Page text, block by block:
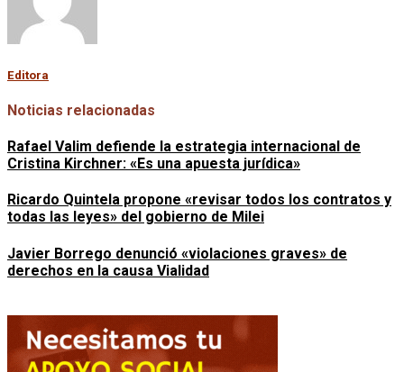
Editora
Noticias relacionadas
Rafael Valim defiende la estrategia internacional de
Cristina Kirchner: «Es una apuesta jurídica»
Ricardo Quintela propone «revisar todos los contratos y
todas las leyes» del gobierno de Milei
Javier Borrego denunció «violaciones graves» de
derechos en la causa Vialidad